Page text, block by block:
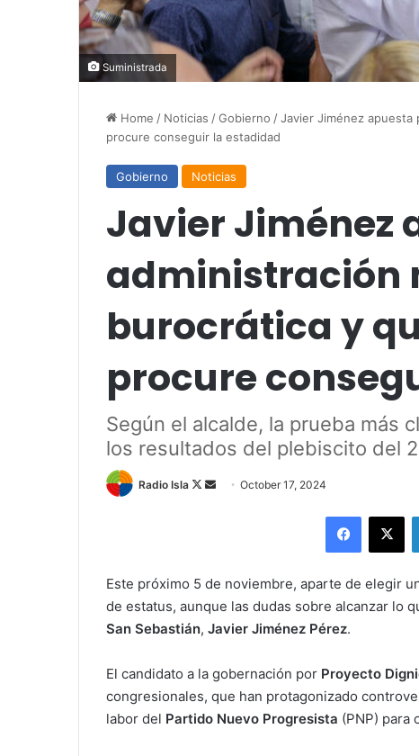
Suministrada
Home / Noticias /Gobierno /Javier Jiménez apuesta
procure conseguir la estadidad
Gobierno Noticias
Javier Jiménez
administración
burocrática y
procure
Según el alcalde, la prueba más
los resultados del plebiscito del
Radio Isla
Follow
SendOctober 17, 2024
Facebook
X
Este próximo 5 de noviembre, aparte de elegir
de estatus, aunque las dudas sobre alcanzar lo
San Sebastián, Javier Jiménez Pérez.
El candidato a la gobernación por Proyecto
congresionales, que han protagonizado
labor del Partido Nuevo Progresista (PNP) para